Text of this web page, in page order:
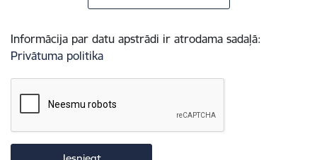
Informācija par datu apstrādi ir atrodama sadaļā:
Privātuma politika